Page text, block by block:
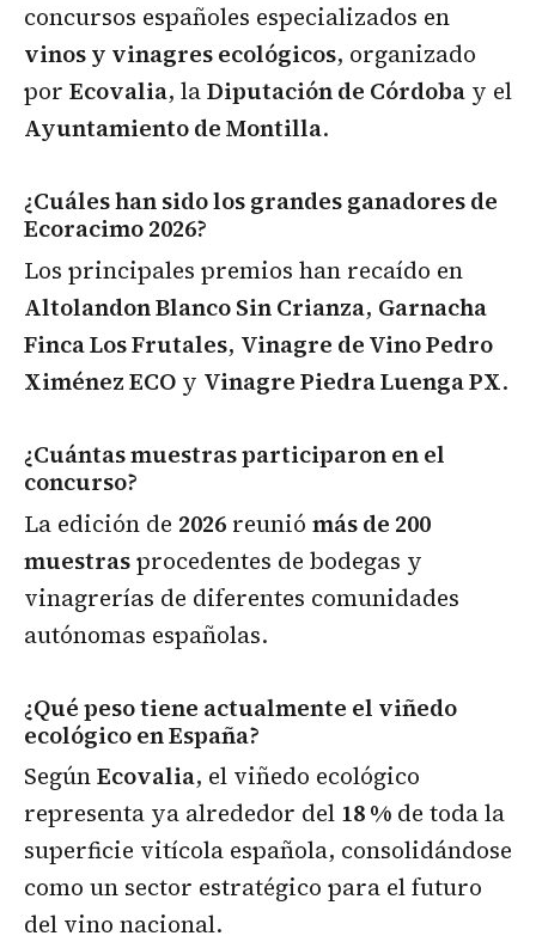
concursos españoles especializados en
vinos y vinagres ecológicos, organizado
por Ecovalia, laDiputación de Córdoba y el
Ayuntamiento de Montilla.
¿Cuáles han sido los grandes ganadores de
Ecoracimo 2026?
Los principales premios han recaído en
Altolandon Blanco Sin Crianza, Garnacha
Finca Los Frutales, Vinagre de Vino Pedro
Ximénez ECO y Vinagre Piedra Luenga PX.
¿Cuántas muestras participaron en el
concurso?
La edición de 2026 reunió más de 200
muestrasprocedentes de bodegas y
vinagrerías de diferentes comunidades
autónomas españolas.
¿Qué peso tiene actualmente el viñedo
ecológico en España?
SegúnEcovalia, el viñedo ecológico
representa ya alrededor del 18 % de toda la
superficie vitícola española, consolidándose
como un sector estratégico para el futuro
del vino nacional.